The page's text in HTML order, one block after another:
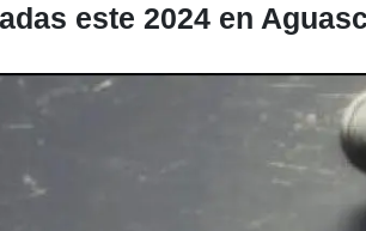
este 2024 en